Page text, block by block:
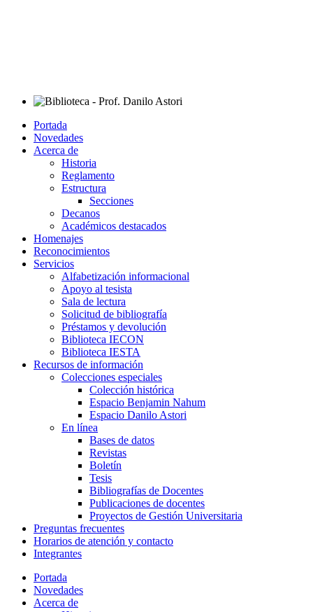
Portada
Novedades
Acerca de
Historia
Reglamento
Estructura
Secciones
Decanos
Académicos destacados
Homenajes
Reconocimientos
Servicios
Alfabetización informacional
Apoyo al tesista
Sala de lectura
Solicitud de bibliografía
Préstamos y devolución
Biblioteca IECON
Biblioteca IESTA
Recursos de información
Colecciones especiales
Colección histórica
Espacio Benjamin Nahum
Espacio Danilo Astori
En línea
Bases de datos
Revistas
Boletín
Tesis
Bibliografías de Docentes
Publicaciones de docentes
Proyectos de Gestión Universitaria
Preguntas frecuentes
Horarios de atención y contacto
Integrantes
Portada
Novedades
Acerca de